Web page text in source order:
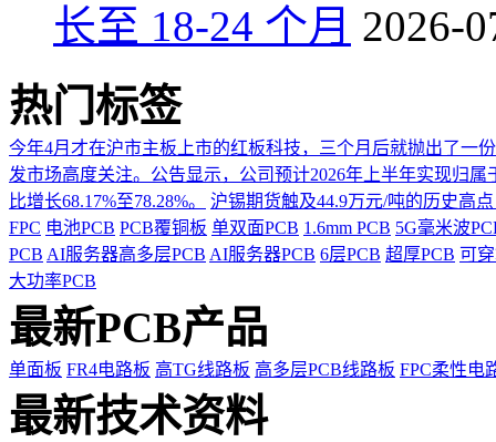
长至 18-24 个月 2026-
热门标签
今年4月才在沪市主板上市的红板科技，三个月后就抛出了一
发市场高度关注。公告显示，公司预计2026年上半年实现归
比增长68.17%至78.28%。
沪锡期货触及44.9万元/吨的历史高
FPC 电池PCB PCB覆铜板 单双面PCB 1.6mm PCB 5G毫米波
PCB AI服务器高多层PCB AI服务器PCB 6层PCB 超厚PCB 可
大功率PCB
最新PCB产品
单面板 FR4电路板 高TG线路板 高多层PCB线路板 FPC柔性电
最新技术资料